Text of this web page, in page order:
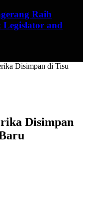
Raih
Legislator and
Disimpan di Tisu
Disimpan